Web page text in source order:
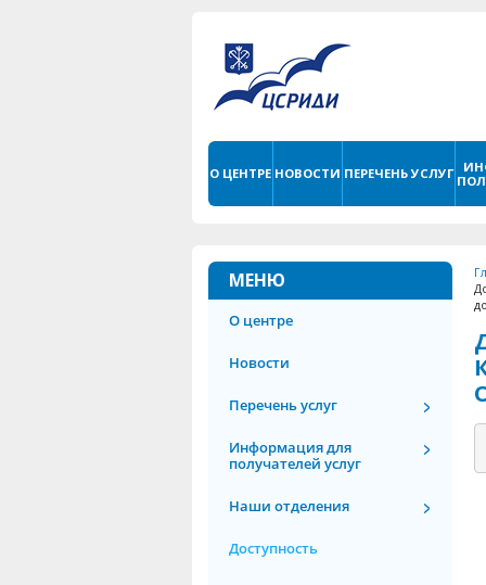
О ЦЕНТРЕ НОВОСТИ ПЕРЕЧЕНЬ УСЛУГ
МЕНЮ
О центре
Новости
Перечень услуг
Информация для
получателей услуг
Наши отделения
Доступность